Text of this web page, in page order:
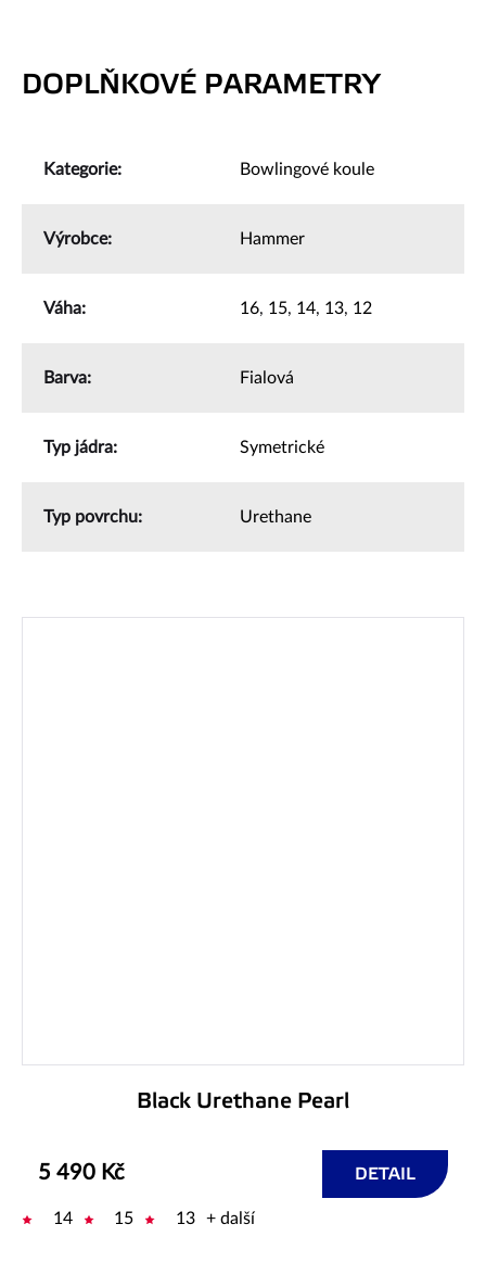
DOPLŇKOVÉ PARAMETRY
Kategorie: Bowlingové koule
Výrobce: Hammer
Váha: 16, 15, 14, 13, 12
Barva: Fialová
Typ jádra: Symetrické
Typ povrchu: Urethane
Black Urethane Pearl
5 490 Kč DETAIL
14 15 13 + další